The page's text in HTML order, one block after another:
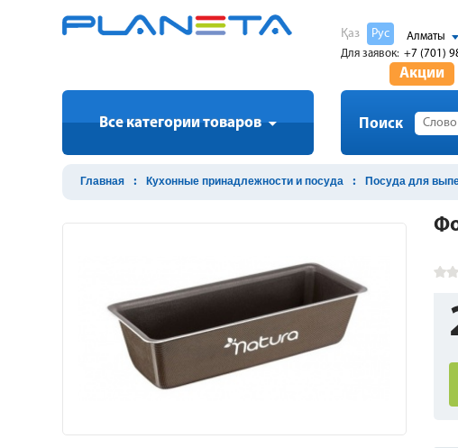
Қаз Рус
Алматы
Для заявок: +7 (701)
Акции
Все категории товаров Поиск
Главная Кухонные принадлежности и посуда Посуда для